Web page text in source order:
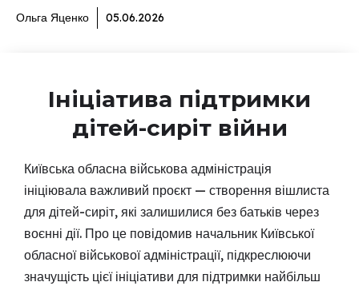
Ольга Яценко 05.06.2026
Ініціатива підтримки
дітей-сиріт війни
Київська обласна військова адміністрація
ініціювала важливий проєкт — створення вішлиста
для дітей-сиріт, які залишилися без батьків через
воєнні дії. Про це повідомив начальник Київської
обласної військової адміністрації, підкреслюючи
значущість цієї ініціативи для підтримки найбільш